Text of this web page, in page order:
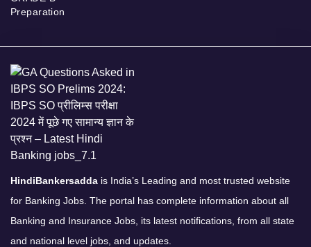
Preparation
HindiBankersadda is India’s Leading and most trusted website
for Banking Jobs. The portal has complete information about all
Banking and Insurance Jobs, its latest notifications, from all state
and national level jobs, and updates.